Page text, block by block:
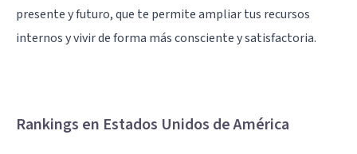
presente y futuro, que te permite ampliar tus recursos
internos y vivir de forma más consciente y satisfactoria.
Rankings en Estados Unidos de América